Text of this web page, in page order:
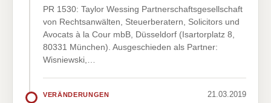
PR 1530: Taylor Wessing Partnerschaftsgesellschaft
von Rechtsanwälten, Steuerberatern, Solicitors und
Avocats à la Cour mbB, Düsseldorf (Isartorplatz 8,
80331 München). Ausgeschieden als Partner:
Wisniewski,…
VERÄNDERUNGEN 21.03.2019